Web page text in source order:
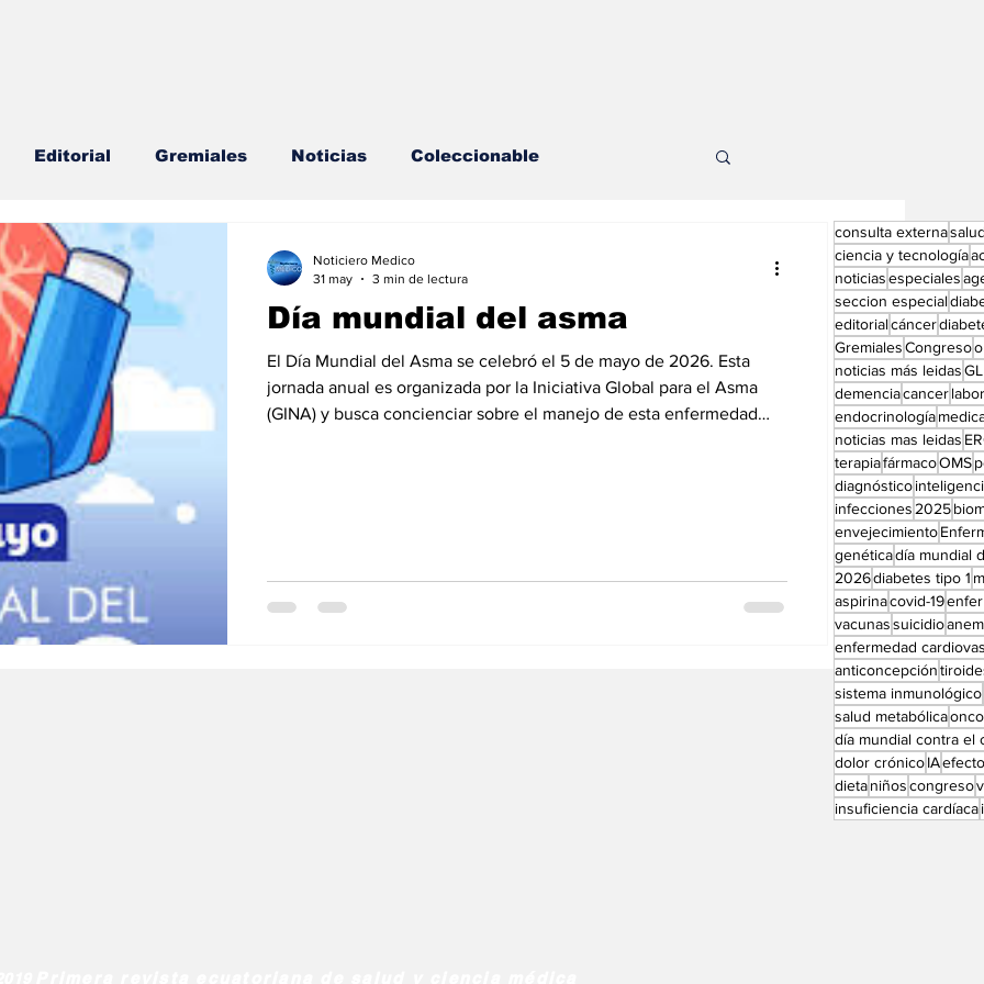
Editorial Gremiales Noticias Coleccionable
Mental Agenda
Endocrinología Actualidad especial
especial Consulta Externa especial Editorial especial
Salud Mental especial
la diabetes
Día mundial del asma
El Día Mundial del Asma se celebró el 5 de mayo de 2026. Esta
jornada anual es organizada por la Iniciativa Global para el Asma
(GINA) y busca concienciar sobre el manejo de esta enfermedad
Noticiero Medico
31 may
3 min de lectura
consulta externa
ciencia y tecnología
noticiasespeciales
seccion especial
editorialcáncer
GremialesCongreso
noticias más leidas
demenciacancer
endocrinología
noticias mas leidas
terapiafármacoOMS
diagnóstico
infecciones 2025
envejecimiento
genéticadía mundial
2026diabetes tipo 1
aspirinacovid-19
vacunassuicidio
enfermedad
anticoncepción
sistema inmunológico
salud metabólica
día mundial contra el
dolor crónicoIA
dietaniñoscongreso
insuficiencia cardíaca